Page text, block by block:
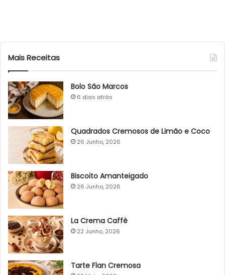
Mais Receitas
Bolo São Marcos
6 dias atrás
Quadrados Cremosos de Limão e Coco
26 Junho, 2026
Biscoito Amanteigado
26 Junho, 2026
La Crema Caffè
22 Junho, 2026
Tarte Flan Cremosa